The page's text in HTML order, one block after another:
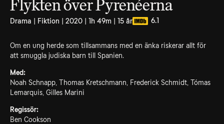
Flykten över Pyrenéerna
Drama | Fiktion | 2020 | 1h 49m | 15 år 6.1
Om en ung herde som tillsammans med en änka riskerar allt för
att smuggla judiska barn till Spanien.
Med:
Noah Schnapp, Thomas Kretschmann, Frederick Schmidt, Tómas
Lemarquis, Gilles Marini
Regissör:
Ben Cookson